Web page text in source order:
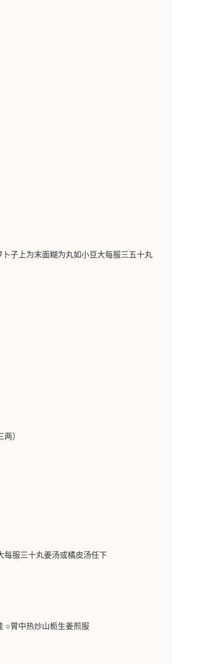
子上为末面糊为丸如小豆大每服三五十丸
）
每服三十丸姜汤或橘皮汤任下
○胃中热炒山栀生姜煎服